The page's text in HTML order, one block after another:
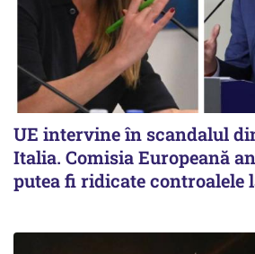
UE intervine în scandalul
Italia. Comisia Europeană
putea fi ridicate controalele